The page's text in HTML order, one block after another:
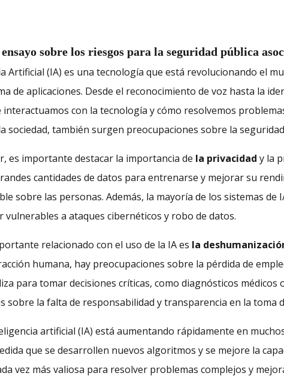
sobre los riesgos para la seguridad pública
Artificial (IA) es una tecnología que está revolucionando el
de aplicaciones. Desde el reconocimiento de voz hasta la
interactuamos con la tecnología y cómo resolvemos
sociedad, también surgen preocupaciones sobre la
es importante destacar la importancia de la privacidad y la
cantidades de datos para entrenarse y mejorar su
sobre las personas. Además, la mayoría de los sistemas
vulnerables a ataques cibernéticos y robo de datos.
relacionado con el uso de la IA es la
humana, hay preocupaciones sobre la pérdida de
para tomar decisiones críticas, como diagnósticos
sobre la falta de responsabilidad y transparencia en la toma
artificial (IA) está aumentando rápidamente en
que se desarrollen nuevos algoritmos y se mejore la
vez más valiosa para resolver problemas complejos y